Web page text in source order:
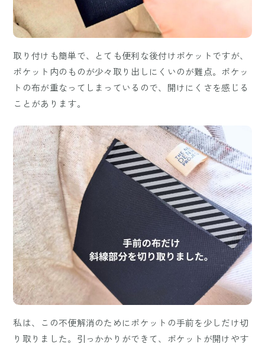
取り付けも簡単で、とても便利な後付けポケットですが、
ポケット内のものが少々取り出しにくいのが難点。ポケッ
トの布が重なってしまっているので、開けにくさを感じる
ことがあります。
私は、この不便解消のためにポケットの手前を少しだけ切
り取りました。引っかかりができて、ポケットが開けやす